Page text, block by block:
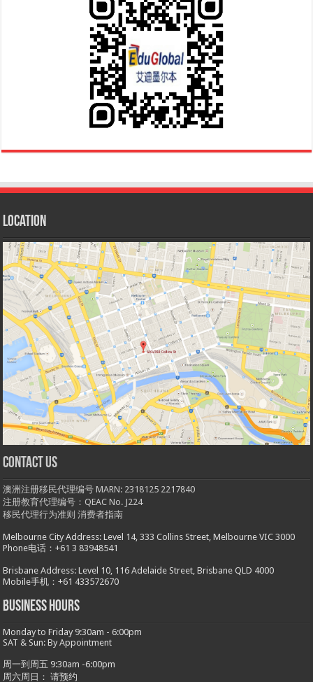
Location
Contact us
澳洲注册移民代理编号 MARN: 2318125 2217840
注册教育代理编号：QEAC No. J224
移民代理行为准则 消费者指南
Melbourne City Address: Level 14, 333 Collins Street, Melbourne VIC 3000
Phone电话：+61 3 83948541
Brisbane Address: Level 10, 116 Adelaide Street, Brisbane QLD 4000
Mobile手机：+61 433572670
Business hours
Monday to Friday 9:30am - 6:00pm
SAT & Sun: By Appointment
周一到周五 9:30am -6:00pm
周六周日： 请预约